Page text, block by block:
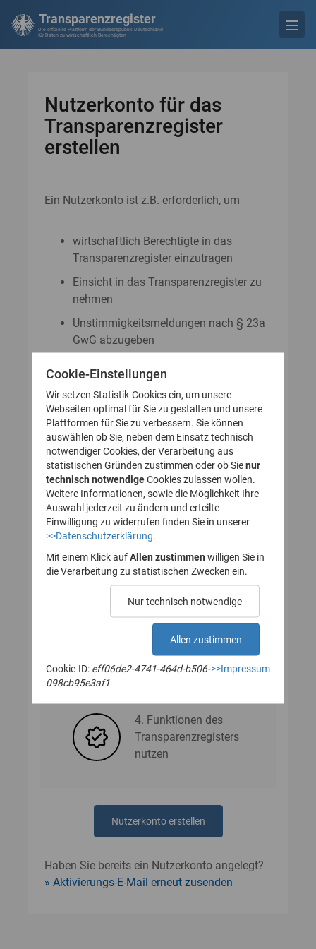
Transparenzregister
Die offizielle Plattform der Bundesrepublik Deutschland
für Daten zu wirtschaftlich Berechtigten
Nutzerkonto für das
Transparenzregister
erstellen
Ein Nutzerkonto ist z.B. erforderlich, um
wirtschaftlich Berechtigte in das
Transparenzregister einzutragen
Einsicht in das Transparenzregister zu
nehmen
Unstimmigkeitsmeldungen nach § 23a
GwG abzugeben
GwG zu stellen
So legen Sie Ihr Nutzerkonto für
das Transparenzregister an
(Registrierung):
1. Nutzerkonto erstellen
des Nutzerkontos
bestätigen
3. Nutzerdaten angeben
4. Funktionen des
Transparenzregisters
nutzen
Nutzerkonto erstellen
Haben Sie bereits ein Nutzerkonto angelegt?
Aktivierungs-E-Mail erneut zusenden
Cookie-Einstellungen
Wir setzen Statistik-Cookies ein, um unsere
Webseiten optimal für Sie zu gestalten und unsere
Plattformen für Sie zu verbessern. Sie können
auswählen ob Sie, neben dem Einsatz technisch
notwendiger Cookies, der Verarbeitung aus
statistischen Gründen zustimmen oder ob Sienur
technisch notwendigeCookies zulassen wollen.
Weitere Informationen, sowie die Möglichkeit Ihre
Auswahl jederzeit zu ändern und erteilte
Einwilligung zu widerrufen finden Sie in unserer
>>Datenschutzerklärung
Mit einem Klick auf Allen zustimmen willigen Sie in
die Verarbeitung zu statistischen Zwecken ein.
Nur technisch notwendige
Allen zustimmen
Cookie-ID: eff06de2-4741-464d-b506-
098cb95e3af1
>>Impressum